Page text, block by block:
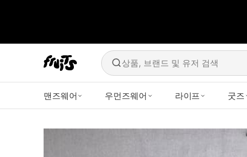
상품, 브랜드 및 유저 검색
맨즈웨어 우먼즈웨어 라이프 굿즈